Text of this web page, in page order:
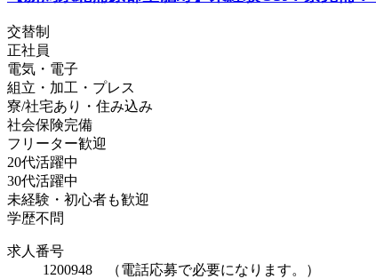
交替制
正社員
電気・電子
組立・加工・プレス
寮/社宅あり・住み込み
社会保険完備
フリーター歓迎
20代活躍中
30代活躍中
未経験・初心者も歓迎
学歴不問
求人番号
1200948 （電話応募で必要になります。）